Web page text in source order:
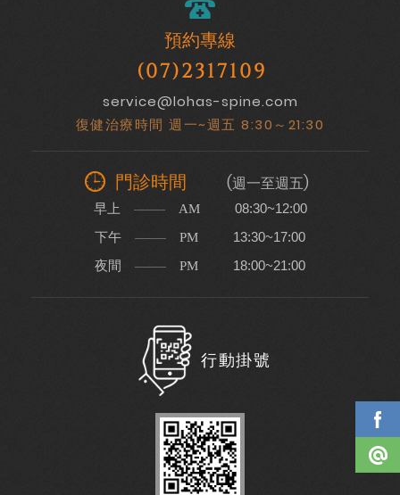
預約專線
(07)2317109
service@lohas-spine.com
復健治療時間 週一~週五 8:30～21:30
門診時間 (週一至週五)
早上 AM 08:30~12:00
下午 PM 13:30~17:00
夜間 PM 18:00~21:00
行動掛號